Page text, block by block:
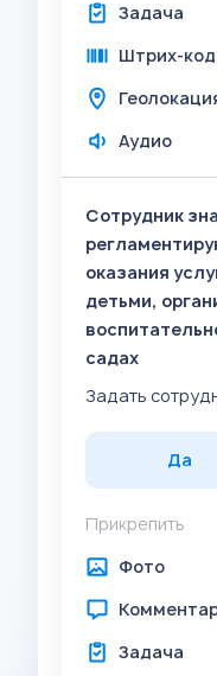
Задача
Штрих-код
Аудио
Сотрудник
оказания
детьми,
садах
Задать
Да
Прикрепить
Фото
Задача